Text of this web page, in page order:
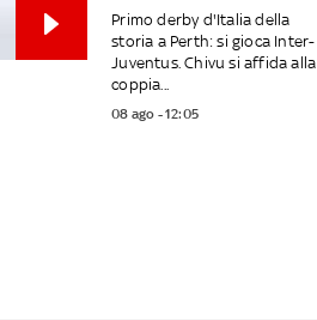
Primo derby d'Italia della
storia a Perth: si gioca Inter-
Juventus. Chivu si affida alla
coppia...
08 ago - 12:05